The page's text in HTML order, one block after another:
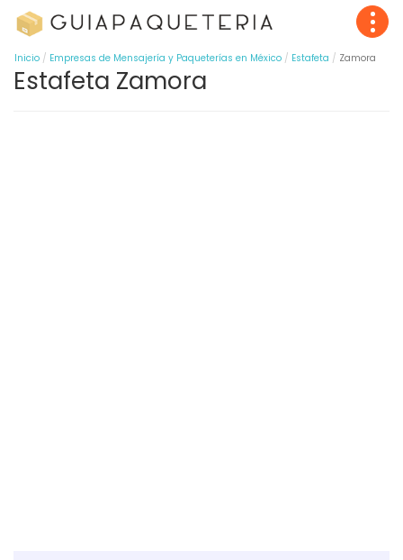
Inicio Empresas de Mensajería y Paqueterías en México Estafeta Zamora
Estafeta Zamora